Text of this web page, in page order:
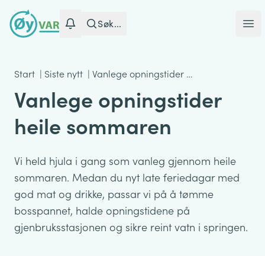
Søk...
Start | Siste nytt | Vanlege opningstider …
Vanlege opningstider
heile sommaren
Vi held hjula i gang som vanleg gjennom heile
sommaren. Medan du nyt late feriedagar med
god mat og drikke, passar vi på å tømme
bosspannet, halde opningstidene på
gjenbruksstasjonen og sikre reint vatn i springen.